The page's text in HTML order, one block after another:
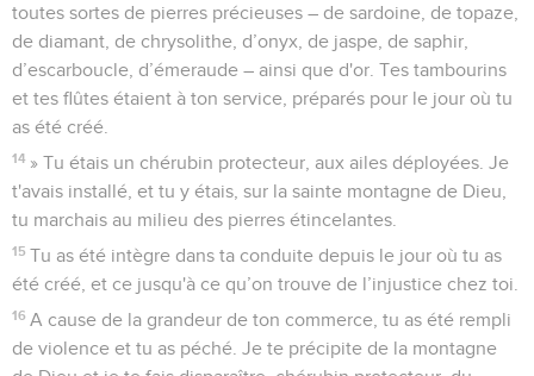
toutes sortes de pierres précieuses – de sardoine, de topaze,
de diamant, de chrysolithe, d’onyx, de jaspe, de saphir,
d’escarboucle, d’émeraude – ainsi que d'or. Tes tambourins
et tes flûtes étaient à ton service, préparés pour le jour où tu
as été créé.
14 » Tu étais un chérubin protecteur, aux ailes déployées. Je
t'avais installé, et tu y étais, sur la sainte montagne de Dieu,
tu marchais au milieu des pierres étincelantes.
15 Tu as été intègre dans ta conduite depuis le jour où tu as
été créé, et ce jusqu'à ce qu’on trouve de l’injustice chez toi.
16 A cause de la grandeur de ton commerce, tu as été rempli
de violence et tu as péché. Je te précipite de la montagne